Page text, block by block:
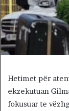
Hetimet për
ekzekutuan
fokusuar te